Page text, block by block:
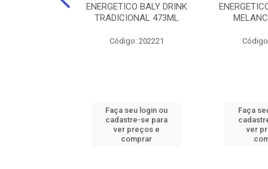
ENERGETICO BALY DRINK
TRADICIONAL 473ML
Código: 202221
Faça seu login ou
cadastre-se para
ver preços e
comprar
Faça
ver